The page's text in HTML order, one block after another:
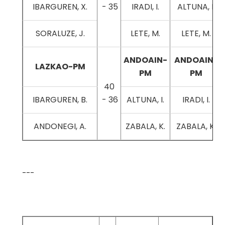
- 35
IBARGUREN, X. IRADI, I. ALTUNA, I.
SORALUZE, J. LETE, M. LETE, M.
LAZKAO-PM
40
- 36
ANDOAIN-
PM
ANDOAIN-
PM
IBARGUREN, B. ALTUNA, I. IRADI, I.
ANDONEGI, A. ZABALA, K. ZABALA, K.
---